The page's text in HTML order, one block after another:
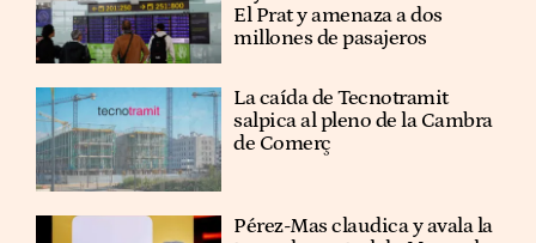
El Prat y amenaza a dos
millones de pasajeros
La caída de Tecnotramit
salpica al pleno de la Cambra
de Comerç
Pérez-Mas claudica y avala la